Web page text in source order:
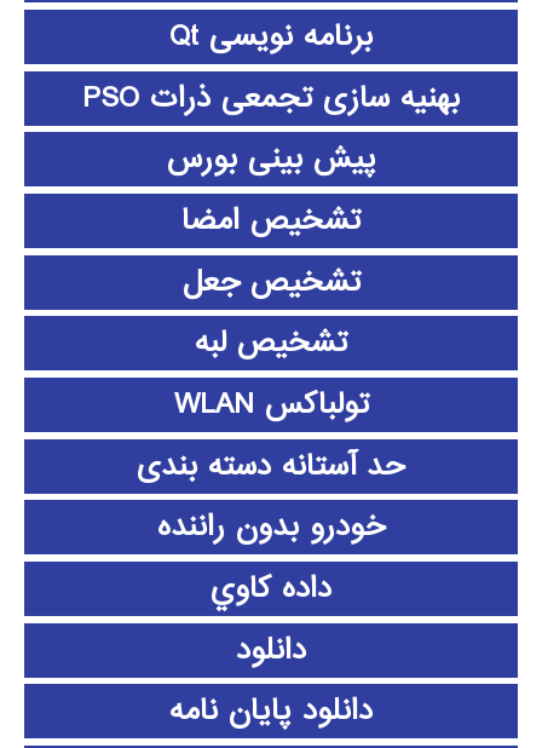
برنامه نویسی Qt
بهنیه سازی تجمعی ذرات PSO
پیش بینی بورس
تشخیص امضا
تشخیص جعل
تشخیص لبه
تولباکس WLAN
حد آستانه دسته بندی
خودرو بدون راننده
داده كاوي
دانلود
دانلود پايان نامه